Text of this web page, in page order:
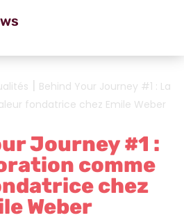
| Behind Your Journey #1 : La
fondatrice chez Emile Weber
Journey #1 :
comme
chez
Weber